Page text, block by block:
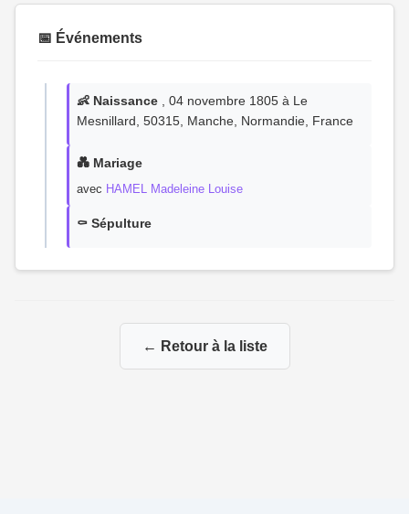
📅 Événements
👶 Naissance , 04 novembre 1805 à Le
Mesnillard, 50315, Manche, Normandie, France
💑 Mariage
avec HAMEL Madeleine Louise
⚰️ Sépulture
← Retour à la liste